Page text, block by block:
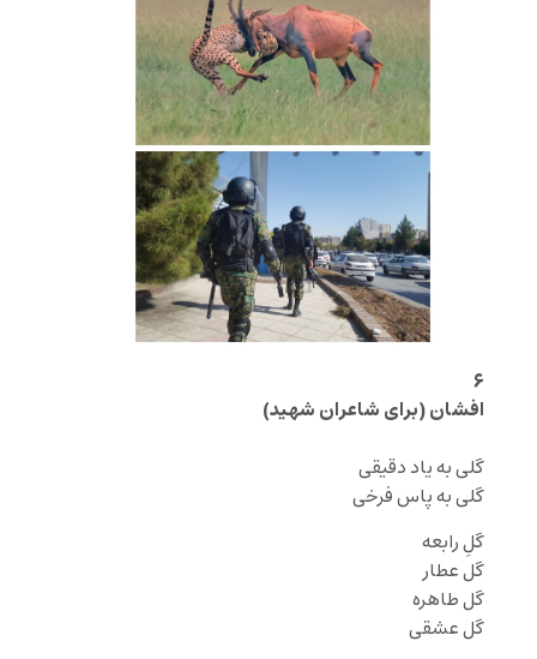
۶
افشان(برای شاعران شهید)
گلی به یاد دقیقی
گلی به پاسفرخی
گلِرابعه
گلعطار
گلطاهره
گلعشقی